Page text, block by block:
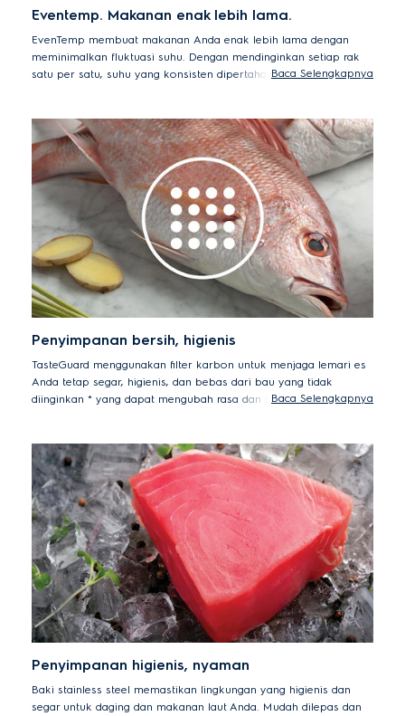
Eventemp. Makanan enak lebih lama.
EvenTemp membuat makanan Anda enak lebih lama dengan
meminimalkan fluktuasi suhu. Dengan mendinginkan setiap rak
satu per satu, suhu yang konsisten dipertahankan di seluruh
Baca Selengkapnya
Penyimpanan bersih, higienis
TasteGuard menggunakan filter karbon untuk menjaga lemari es
Anda tetap segar, higienis, dan bebas dari bau yang tidak
diinginkan * yang dapat mengubah rasa dan bau makanan Anda.
Baca Selengkapnya
Penyimpanan higienis, nyaman
Baki stainless steel memastikan lingkungan yang higienis dan
segar untuk daging dan makanan laut Anda. Mudah dilepas dan